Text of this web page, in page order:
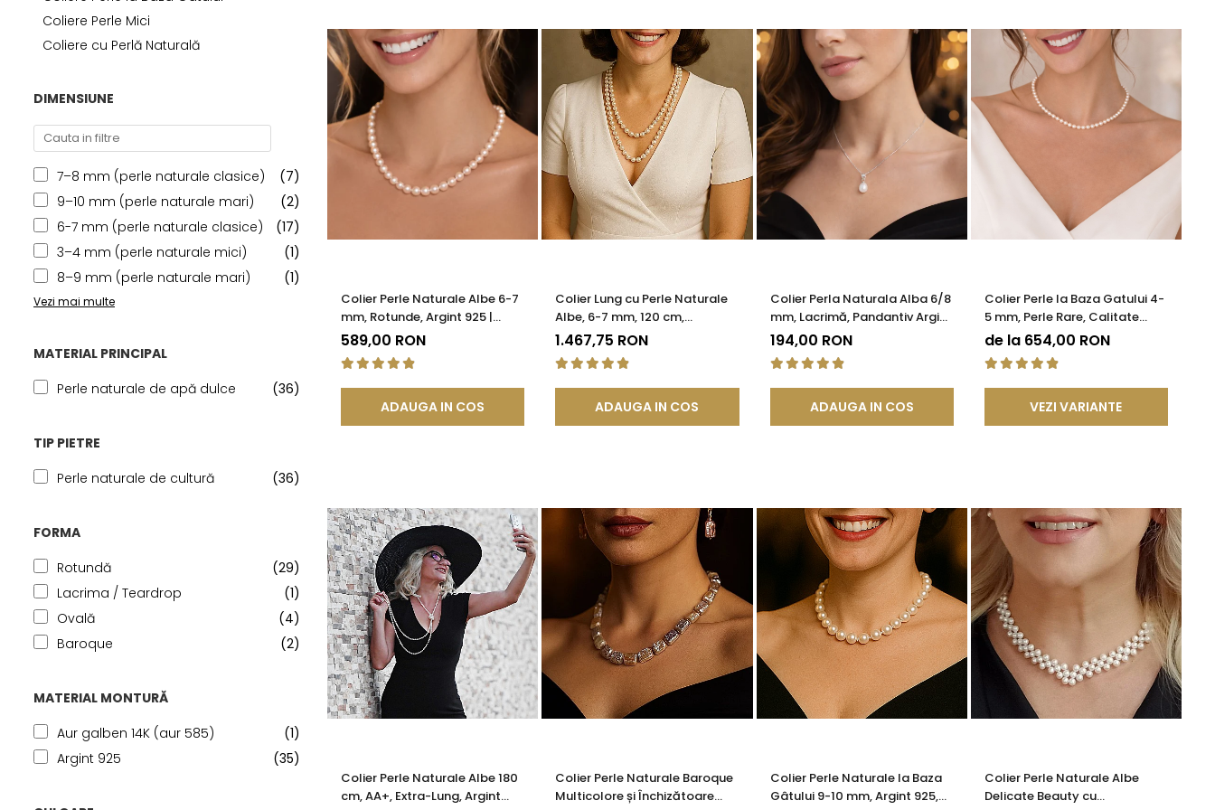
Seturi Perle cu Argint
Brățări cu Perle
Brose cu Perle
Coliere Perle Mici
Coliere cu Perlă Naturală
DIMENSIUNE
7–8 mm (perle naturale clasice)
(7)
9–10 mm (perle naturale mari)
(2)
6-7 mm (perle naturale clasice)
(17)
3–4 mm (perle naturale mici)
(1)
8–9 mm (perle naturale mari)
(1)
Vezi mai multe
MATERIAL PRINCIPAL
Perle naturale de apă dulce
(36)
TIP PIETRE
Perle naturale de cultură
(36)
FORMA
Rotundă
(29)
Lacrima / Teardrop
(1)
Ovală
(4)
Baroque
(2)
MATERIAL MONTURĂ
Aur galben 14K (aur 585)
(1)
Argint 925
(35)
Colier Perle Naturale Albe 6-7
mm, Rotunde, Argint 925 |
KASKADDA®
589,00 RON
ADAUGA IN COS
Colier Lung cu Perle Naturale
Albe, 6-7 mm, 120 cm,
Închizătoare Argint 925 |
KASKADDA®
1.467,75 RON
ADAUGA IN COS
Colier Perla Naturala Alba 6/8
mm, Lacrimă, Pandantiv Argint
925 | KASKADDA®
194,00 RON
ADAUGA IN COS
Colier Perle la Baza Gatului 4-
5 mm, Perle Rare, Calitate
AAA+, Argint 925 | KASKADDA®
de la 654,00 RON
VEZI VARIANTE
Colier Perle Naturale Albe 180
cm, AA+, Extra-Lung, Argint
Colier Perle Naturale Baroque
Multicolore și Închizătoare
Colier Perle Naturale la Baza
Gâtului 9-10 mm, Argint 925,
Colier Perle Naturale Albe
Delicate Beauty cu